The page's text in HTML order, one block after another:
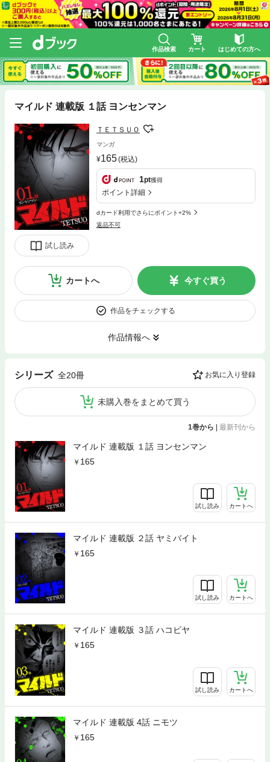
作品検索 カート はじめての方へ
マイルド 連載版 １話 ヨンセンマン
試し読み
ＴＥＴＳＵＯ
マンガ
165(税込)
1pt獲得
ポイント詳細
dカード利用でさらにポイント+2%
返品不可
カートへ 今すぐ買う
作品をチェックする
作品情報へ
シリーズ 全20冊 お気に入り登録
未購入巻をまとめて買う
1巻から | 最新刊から
マイルド 連載版 １話 ヨンセンマン
165
試し読み カートへ
マイルド 連載版 ２話 ヤミバイト
165
試し読み カートへ
マイルド 連載版 ３話 ハコビヤ
165
試し読み カートへ
マイルド 連載版 4話 ニモツ
165